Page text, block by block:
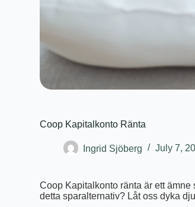
Coop Kapitalkonto Ränta
Ingrid Sjöberg July 7,
Coop Kapitalkonto ränta är ett
detta sparalternativ? Låt oss dyka